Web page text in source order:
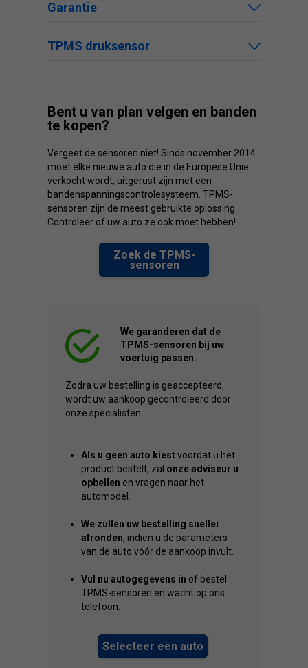
Garantie
TPMS druksensor
Bent u van plan velgen en banden
te kopen?
Vergeet de sensoren niet! Sinds november 2014
moet elke nieuwe auto die in de Europese Unie
verkocht wordt, uitgerust zijn met een
bandenspanningscontrolesysteem. TPMS-
sensoren zijn de meest gebruikte oplossing.
Controleer of uw auto ze ook moet hebben!
Zoek de TPMS-
sensoren
We garanderen dat de
TPMS-sensoren bij uw
voertuig passen.
Zodra uw bestelling is geaccepteerd,
wordt uw aankoop gecontroleerd door
onze specialisten.
Als u geen auto kiest voordat u het
product bestelt, zal onze adviseur u
opbellen en vragen naar het
automodel.
We zullen uw bestelling sneller
afronden, indien u de parameters
van de auto vóór de aankoop invult.
Vul nu autogegevens in of bestel
TPMS-sensoren en wacht op ons
telefoon.
Selecteer een auto